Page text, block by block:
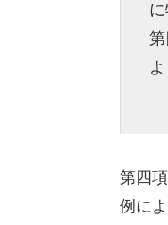
第四
例に